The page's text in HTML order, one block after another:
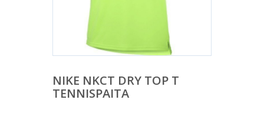
NIKE NKCT DRY TOP T
TENNISPAITA